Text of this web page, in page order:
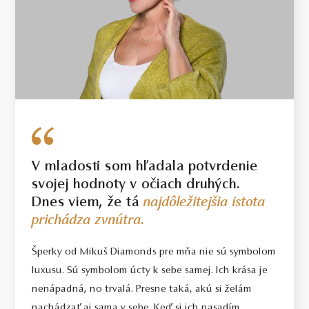
V mladosti som hľadala potvrdenie
svojej hodnoty v očiach druhých.
Dnes viem, že tánajdôležitejšia istota
prichádza zvnútra.
Šperky od Mikuš Diamonds pre mňa nie sú symbolom
luxusu. Sú symbolom úcty k sebe samej. Ich krása je
nenápadná, no trvalá. Presne taká, akú si želám